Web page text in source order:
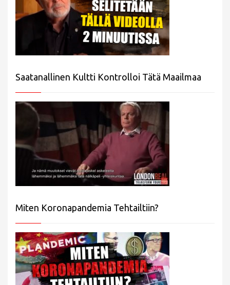
Saatanallinen Kultti Kontrolloi Tätä Maailmaa
Miten Koronapandemia Tehtailtiin?